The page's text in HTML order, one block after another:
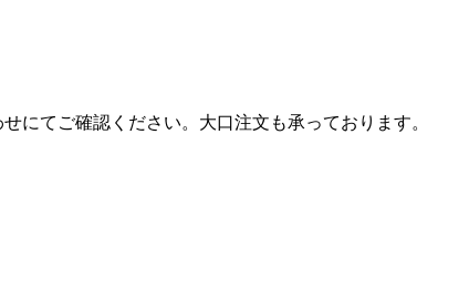
にてご確認ください。大口注文も承っております。